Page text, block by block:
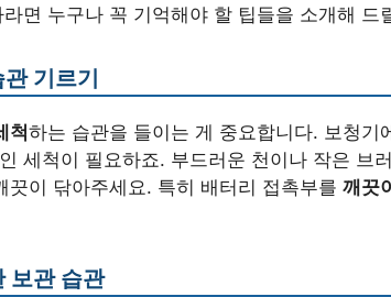
면 누구나 꼭 기억해야 할 팁들을 소개해 드
기르기
척하는 습관을 들이는 게 중요합니다. 보청기
세척이 필요하죠. 부드러운 천이나 작은 브
끗이 닦아주세요. 특히 배터리 접촉부를 깨끗
보관 습관